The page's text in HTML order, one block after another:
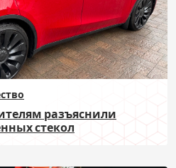
разъяснили
стекол